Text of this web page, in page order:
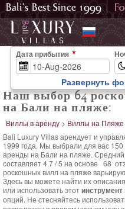
Наш выбор 64
на Бали на пляже:
Виллы в аренду > Виллы на Пляже
Bali Luxury Villas арендует и
1999 года. Мы выбрали для вас
аренды на Бали на пляже. Средний
составляет4.7/5 на основе 68
роскошных вилл на пляже
Здесь вы можете найти их
или использовать этотинструмент
опций. Не стесняйтесь
Дата прибытия
Развернуть